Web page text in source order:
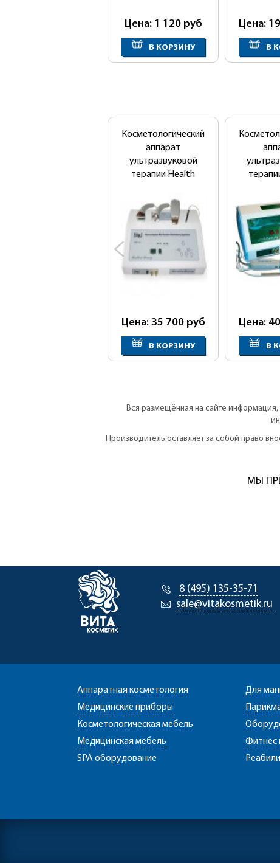
Цена: 1 120 руб
В КОРЗИНУ
Цена:
В
Косметологический
аппарат
ультразвуковой
терапии Health
Цена: 35 700 руб
В КОРЗИНУ
Цена:
В
Вся размещённая на сайте информация,
Производитель оставляет за собой право
МЫ
8 (495) 135-35-71
sale@vitakosmetik.ru
Аппаратная косметология
Медицинские приборы
Косметологическая мебель
Медицинская мебель
SPA оборудование
Для
Фитнес